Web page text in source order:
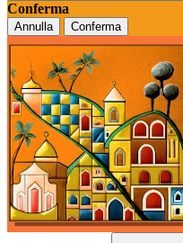
Conferma
Annulla Conferma